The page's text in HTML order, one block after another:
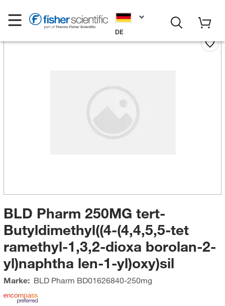
DE
BLD Pharm 250MG tert-
Butyldimethyl((4-(4,4,5,5-tet
ramethyl-1,3,2-dioxa borolan-2-
yl)naphtha len-1-yl)oxy)sil
Marke: BLD Pharm BD01626840-250mg